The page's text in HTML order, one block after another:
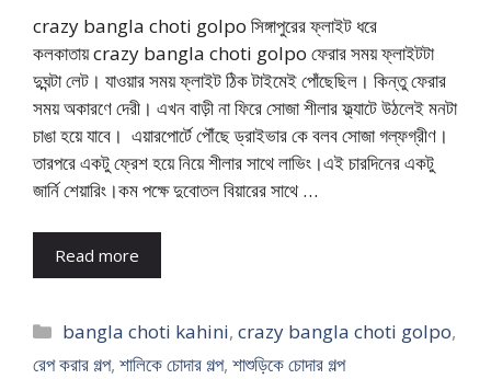
crazy bangla choti golpo সিঙ্গাপুরের ফ্লাইট ধরে
কলকাতায় crazy bangla choti golpo ফেরার সময় ফ্লাইটটা
দুঘন্টা লেট। যাওয়ার সময় ফ্লাইট ঠিক টাইমেই পোঁছেছিল। কিন্তু ফেরার
সময় অকারণে দেরী। এখন বাড়ী না ফিরে সোজা শীলার ফ্ল্যাটে উঠলেই মনটা
চাঙা হয়ে যাবে। এয়ারপোর্টে পৌঁছে ড্রাইভার কে বলব সোজা গল্ফগ্রীণ।
তারপরে একটু ফ্রেশ হয়ে নিয়ে শীলার সাথে লাভিং।এই চারদিনের একটু
জার্নি শেয়ারিং।কম পক্ষে দুবোতল বিয়ারের সাথে …
Read more
Categories
bangla choti kahini,crazy bangla choti golpo,
রেপ করার গল্প, শালিকে চোদার গল্প, শাশুড়িকে চোদার গল্প